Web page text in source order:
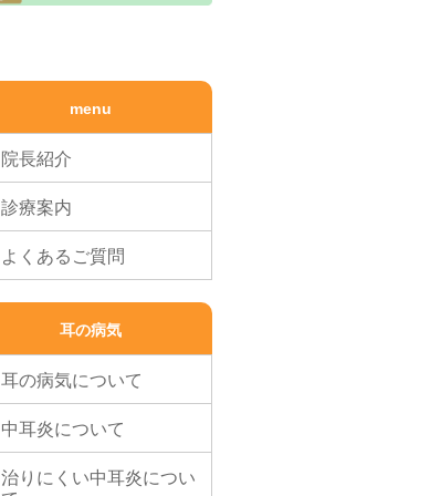
menu
院長紹介
診療案内
よくあるご質問
耳の病気
耳の病気について
中耳炎について
治りにくい中耳炎につい